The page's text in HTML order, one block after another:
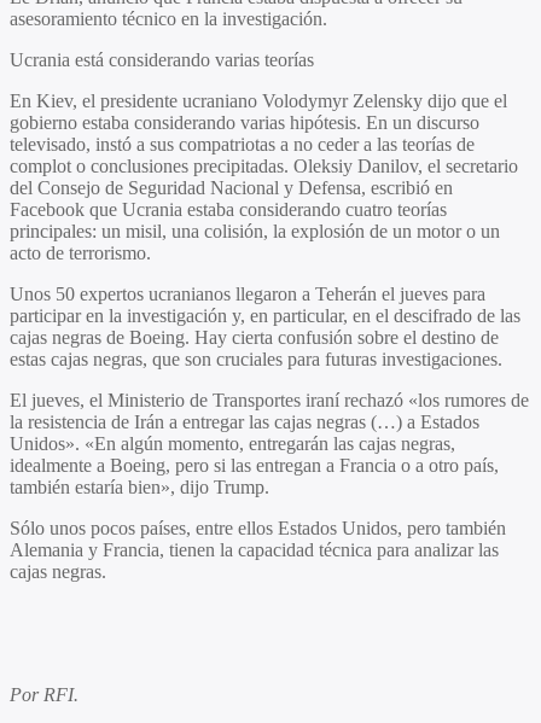
asesoramiento técnico en la investigación.
Ucrania está considerando varias teorías
En Kiev, el presidente ucraniano Volodymyr Zelensky dijo que el
gobierno estaba considerando varias hipótesis. En un discurso
televisado, instó a sus compatriotas a no ceder a las teorías de
complot o conclusiones precipitadas. Oleksiy Danilov, el secretario
del Consejo de Seguridad Nacional y Defensa, escribió en
Facebook que Ucrania estaba considerando cuatro teorías
principales: un misil, una colisión, la explosión de un motor o un
acto de terrorismo.
Unos 50 expertos ucranianos llegaron a Teherán el jueves para
participar en la investigación y, en particular, en el descifrado de las
cajas negras de Boeing. Hay cierta confusión sobre el destino de
estas cajas negras, que son cruciales para futuras investigaciones.
El jueves, el Ministerio de Transportes iraní rechazó «los rumores de
la resistencia de Irán a entregar las cajas negras (…) a Estados
Unidos». «En algún momento, entregarán las cajas negras,
idealmente a Boeing, pero si las entregan a Francia o a otro país,
también estaría bien», dijo Trump.
Sólo unos pocos países, entre ellos Estados Unidos, pero también
Alemania y Francia, tienen la capacidad técnica para analizar las
cajas negras.
Por RFI.